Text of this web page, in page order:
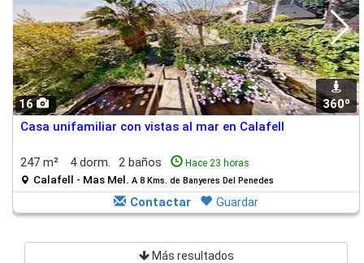
16
360º
Casa unifamiliar con vistas al mar en Calafell
247 m² 4 dorm. 2 baños Hace 23 horas
Calafell - Mas Mel. A 8 Kms. de Banyeres Del Penedes
Contactar Guardar
Más resultados